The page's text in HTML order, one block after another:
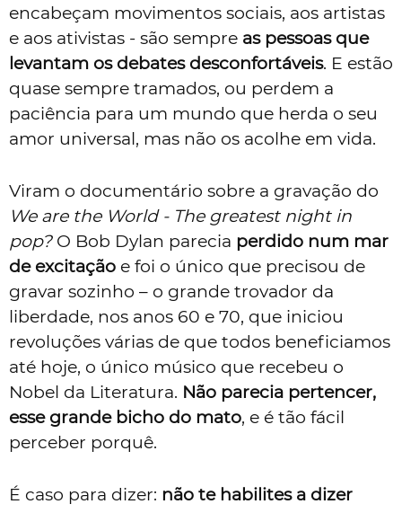
encabeçam movimentos sociais, aos artistas
e aos ativistas - são sempre as pessoas que
levantam os debates desconfortáveis. E estão
quase sempre tramados, ou perdem a
paciência para um mundo que herda o seu
amor universal, mas não os acolhe em vida.
Viram o documentário sobre a gravação do
We are the World - The greatest night in
pop?O Bob Dylan parecia perdido num mar
de excitação e foi o único que precisou de
gravar sozinho – o grande trovador da
liberdade, nos anos 60 e 70, que iniciou
revoluções várias de que todos beneficiamos
até hoje, o único músico que recebeu o
Nobel da Literatura. Não parecia pertencer,
esse grande bicho do mato, e é tão fácil
perceber porquê.
É caso para dizer: não te habilites a dizer